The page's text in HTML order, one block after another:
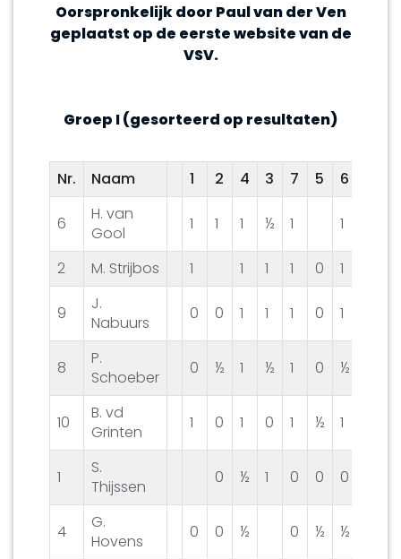
Oorspronkelijk door Paul van der Ven
geplaatst op de eerste website van de
VSV.
Groep I (gesorteerd op resultaten)
Nr. Naam 1 2 4 3 7 5 6
6
H. van
Gool
1 1 1 ½ 1 1
2 M. Strijbos 1 1 1 1 0 1
9
J.
Nabuurs
0 0 1 1 1 0 1
8
P.
Schoeber
0 ½ 1 ½ 1 0 ½
10
B. vd
Grinten
1 0 1 0 1 ½ 1
1
S.
Thijssen
0 ½ 1 0 0 0
4
G.
Hovens
0 0 ½ 0 ½ ½